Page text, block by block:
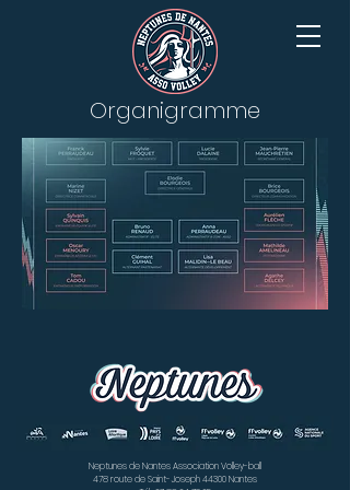
Organigramme
Neptunes de Nantes Association Volley-ball
478 route de Saint-Joseph 44300 Nantes